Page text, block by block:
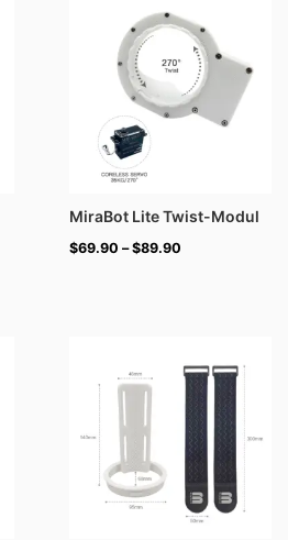
MiraBot Lite Twist-Modul
$69.90 –$89.90
bis
$89.90